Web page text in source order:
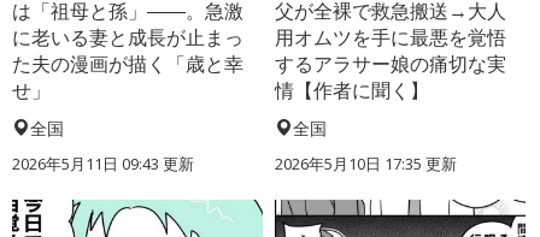
は「祖母と孫」――。急激
に老いる妻と成長が止まっ
た夫の漫画が描く「歳と幸
せ」
全国
2026年5月11日 09:43 更新
父が全裸で救急搬送→大人
用オムツを手に最悪を覚悟
するアラサー娘の痛切な実
情【作者に聞く】
全国
2026年5月10日 17:35 更新